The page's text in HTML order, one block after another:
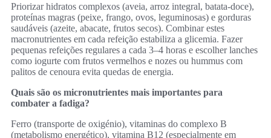
Priorizar hidratos complexos (aveia, arroz integral, batata-doce),
proteínas magras (peixe, frango, ovos, leguminosas) e gorduras
saudáveis (azeite, abacate, frutos secos). Combinar estes
macronutrientes em cada refeição estabiliza a glicemia. Fazer
pequenas refeições regulares a cada 3–4 horas e escolher lanches
como iogurte com frutos vermelhos e nozes ou hummus com
palitos de cenoura evita quedas de energia.
Quais são os micronutrientes mais importantes para
combater a fadiga?
Ferro (transporte de oxigénio), vitaminas do complexo B
(metabolismo energético), vitamina B12 (especialmente em